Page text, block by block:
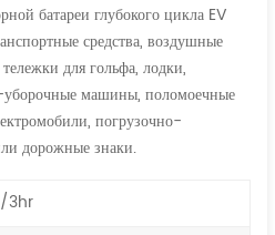
батареи глубокого цикла EV
средства, воздушные
для гольфа, лодки,
машины, поломоечные
погрузочно-
дорожные знаки.
3hr